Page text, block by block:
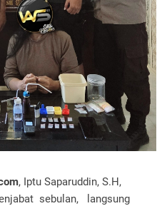
, Iptu Saparuddin, S.H,
sebulan, langsung